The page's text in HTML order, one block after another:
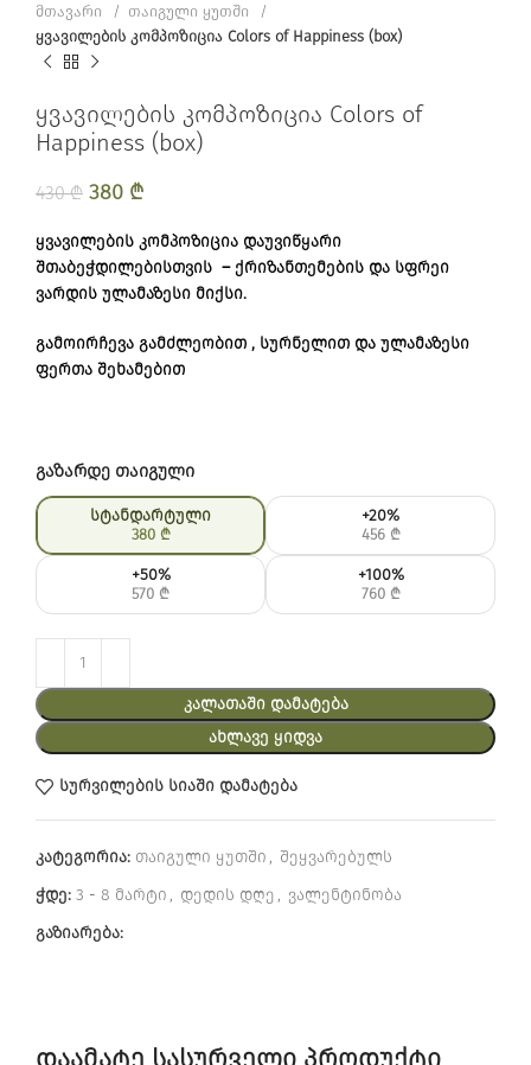
მთავარი
თაიგული ყუთში
ყვავილების კომპოზიცია Colors of Happiness (box)
ყვავილების კომპოზიცია Colors of
Happiness (box)
430₾ Original price was: 430 ₾.
380 ₾
ყვავილების კომპოზიცია დაუვიწყარი
შთაბეჭდილებისთვის – ქრიზანთემების და სფრეი
ვარდის ულამაზესი მიქსი.
გამოირჩევა გამძლეობით , სურნელით და ულამაზესი
ფერთა შეხამებით
გაზარდე თაიგული
სტანდარტული
380 ₾
+20%
456 ₾
+50%
570 ₾
+100%
760 ₾
ᲙᲐᲚᲐᲗᲐᲨᲘ ᲓᲐᲛᲐᲢᲔᲑᲐ
ᲐᲮᲚᲐᲕᲔ ᲧᲘᲓᲕᲐ
სურვილების სიაში დამატება
კატეგორია: თაიგული ყუთში , შეყვარებულს
ჭდე: 3 - 8 მარტი , დედის დღე , ვალენტინობა
გაზიარება:
დაამატე სასურველი პროდუქტი